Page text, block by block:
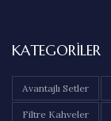
KATEGORILER
Avantajlı Setler
Filtre Kahveler